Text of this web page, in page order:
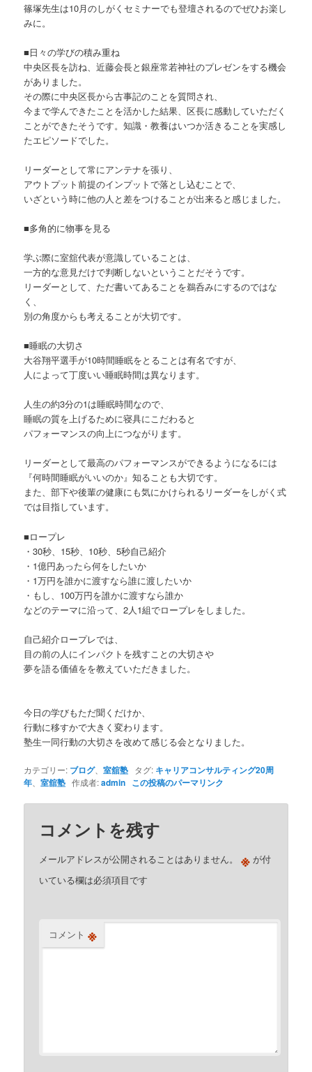
篠塚先生は10月のしがくセミナーでも登壇されるのでぜひお楽し
みに。
■日々の学びの積み重ね
中央区長を訪ね、近藤会長と銀座常若神社のプレゼンをする機会
がありました。
その際に中央区長から古事記のことを質問され、
今まで学んできたことを活かした結果、区長に感動していただく
ことができたそうです。知識・教養はいつか活きることを実感し
たエピソードでした。
リーダーとして常にアンテナを張り、
アウトプット前提のインプットで落とし込むことで、
いざという時に他の人と差をつけることが出来ると感じました。
■多角的に物事を見る
学ぶ際に室舘代表が意識していることは、
一方的な意見だけで判断しないということだそうです。
リーダーとして、ただ書いてあることを鵜呑みにするのではな
く、
別の角度からも考えることが大切です。
■睡眠の大切さ
大谷翔平選手が10時間睡眠をとることは有名ですが、
人によって丁度いい睡眠時間は異なります。
人生の約3分の1は睡眠時間なので、
睡眠の質を上げるために寝具にこだわると
パフォーマンスの向上につながります。
リーダーとして最高のパフォーマンスができるようになるには
『何時間睡眠がいいのか』知ることも大切です。
また、部下や後輩の健康にも気にかけられるリーダーをしがく式
では目指しています。
■ロープレ
・30秒、15秒、10秒、5秒自己紹介
・1億円あったら何をしたいか
・1万円を誰かに渡すなら誰に渡したいか
・もし、100万円を誰かに渡すなら誰か
などのテーマに沿って、2人1組でロープレをしました。
自己紹介ロープレでは、
目の前の人にインパクトを残すことの大切さや
夢を語る価値をを教えていただきました。
今日の学びもただ聞くだけか、
行動に移すかで大きく変わります。
塾生一同行動の大切さを改めて感じる会となりました。
カテゴリー: ブログ、室舘塾 タグ: キャリアコンサルティング20周
年 、室舘塾 作成者:admin この投稿のパーマリンク
コメントを残す
メールアドレスが公開されることはありません。 ※ が付
いている欄は必須項目です
コメント ※